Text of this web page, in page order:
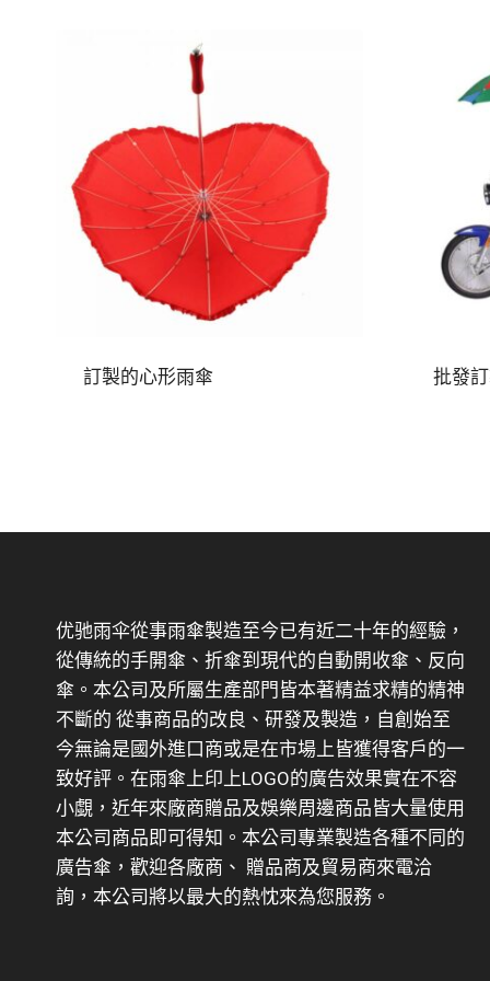
訂製的心形雨傘 批發
优驰雨伞從事雨傘製造至今已有近二十年的經驗，
從傳統的手開傘、折傘到現代的自動開收傘、反向
傘。本公司及所屬生產部門皆本著精益求精的精神
不斷的 從事商品的改良、研發及製造，自創始至
今無論是國外進口商或是在市場上皆獲得客戶的一
致好評。在雨傘上印上LOGO的廣告效果實在不容
小覷，近年來廠商贈品及娛樂周邊商品皆大量使用
本公司商品即可得知。本公司專業製造各種不同的
廣告傘，歡迎各廠商、 贈品商及貿易商來電洽
詢，本公司將以最大的熱忱來為您服務。